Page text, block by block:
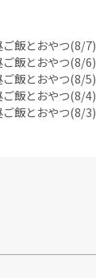
飯とおやつ(8/7)
飯とおやつ(8/6)
ご飯とおやつ(8/5)
飯とおやつ(8/4)
ご飯とおやつ(8/3)